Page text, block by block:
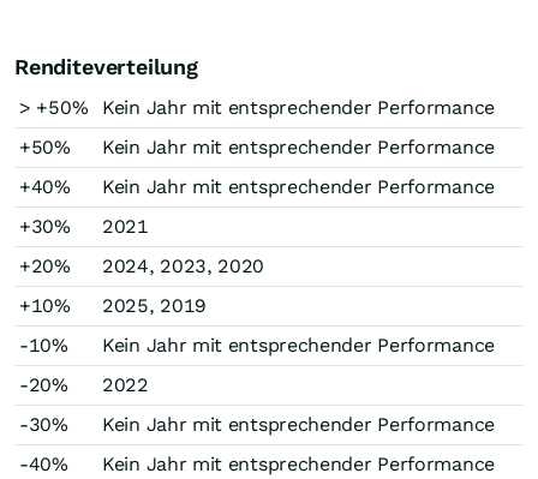
Renditeverteilung
> +50%
Kein Jahr mit entsprechender Performance
+50%
Kein Jahr mit entsprechender Performance
+40%
Kein Jahr mit entsprechender Performance
+30%
2021
+20%
2024, 2023, 2020
+10%
2025, 2019
-10%
Kein Jahr mit entsprechender Performance
-20%
2022
-30%
Kein Jahr mit entsprechender Performance
-40%
Kein Jahr mit entsprechender Performance